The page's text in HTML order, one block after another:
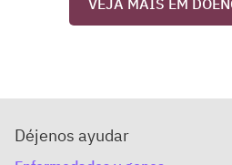
VEJA MAIS EM
Déjenos ayudar